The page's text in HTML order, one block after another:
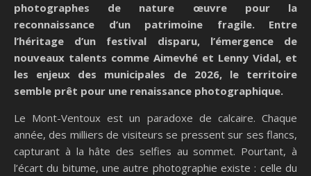
photographes de nature œuvre pour la
reconnaissance d’un patrimoine fragile. Entre
l’héritage d’un festival disparu, l’émergence de
nouveaux talents comme Aimevhé et Lenny Vidal, et
les enjeux des municipales de 2026, le territoire
semble prêt pour une renaissance photographique.
Le Mont-Ventoux est un paradoxe de calcaire. Chaque
année, des milliers de visiteurs se pressent sur ses flancs,
capturant à la hâte des selfies au sommet. Pourtant, à
l’écart du bitume, une autre photographie existe : celle du